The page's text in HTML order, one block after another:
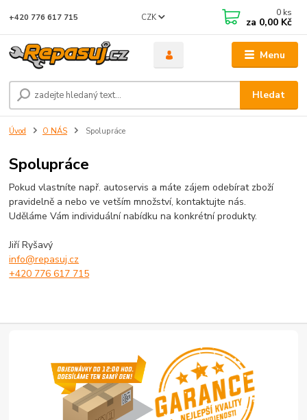
Menu
CZK
Hledat
+420 776 617 715 0 ks
za 0,00 Kč
Úvod O NÁS Spolupráce
Spolupráce
Pokud vlastníte např. autoservis a máte zájem odebírat zboží
pravidelně a nebo ve vetším množství, kontaktujte nás.
Uděláme Vám individuální nabídku na konkrétní produkty.
Jiří Ryšavý
info@repasuj.cz
+420 776 617 715